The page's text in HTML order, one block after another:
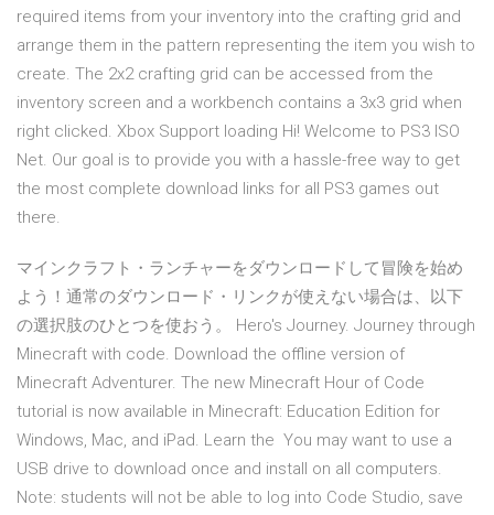
required items from your inventory into the crafting grid and
arrange them in the pattern representing the item you wish to
create. The 2x2 crafting grid can be accessed from the
inventory screen and a workbench contains a 3x3 grid when
right clicked. Xbox Support loading Hi! Welcome to PS3 ISO
Net. Our goal is to provide you with a hassle-free way to get
the most complete download links for all PS3 games out
there.
マインクラフト・ランチャーをダウンロードして冒険を始め
よう！通常のダウンロード・リンクが使えない場合は、以下
の選択肢のひとつを使おう。 Hero's Journey. Journey through
Minecraft with code. Download the offline version of
Minecraft Adventurer. The new Minecraft Hour of Code
tutorial is now available in Minecraft: Education Edition for
Windows, Mac, and iPad. Learn the You may want to use a
USB drive to download once and install on all computers.
Note: students will not be able to log into Code Studio, save